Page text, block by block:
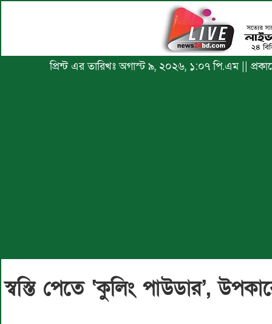
প্রিন্ট এর তারিখঃ অগাস্ট ৯, ২০২৬, ১:০৭ পি.এম ||
স্বস্তি পেতে ‘কুলিং পাউডার’,